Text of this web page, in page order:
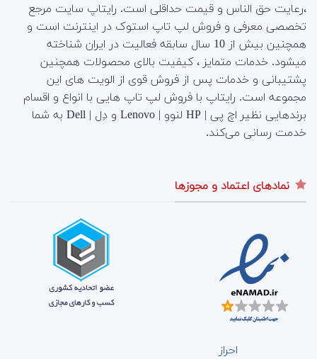
،رعایت حق الناس و قیمت حداقلی است. رایتاپ سایت مرجع
تخصصی معرفی و فروش لپ تاپ استوک در اینترنت است و
همچنین بیش از 10 سال سابقه فعالیت در ایران شناخته
میشود. خدمات متمایز ، کیفیت بالای محصولات همچنین
پشتیبانی و خدمات پس از فروش قوی از الویت های این
مجموعه است. رایتاپ با فروش لپ تاپ هایی با انواع و اقسام
برندهایی نظیر اچ پی | HP لنوو | Lenovo و دِل | Dell به شما
خدمت رسانی می‌کند.
نمادهای اعتماد و مجوزها
احراز